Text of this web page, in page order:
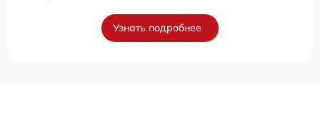
Узнать подробнее